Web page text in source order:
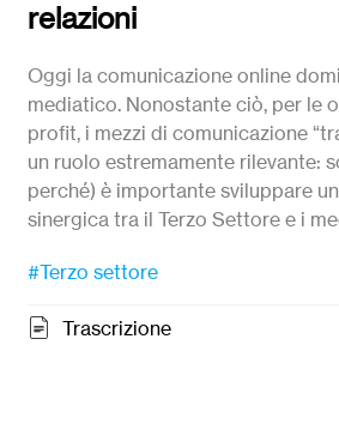
relazioni
Oggi la comunicazione online
mediatico. Nonostante ciò, per le
profit, i mezzi di comunicazione
un ruolo estremamente rilevante:
perché) è importante sviluppare
sinergica tra il Terzo Settore e i
#Terzo settore
Trascrizione